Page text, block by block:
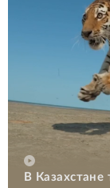
В Казахстане